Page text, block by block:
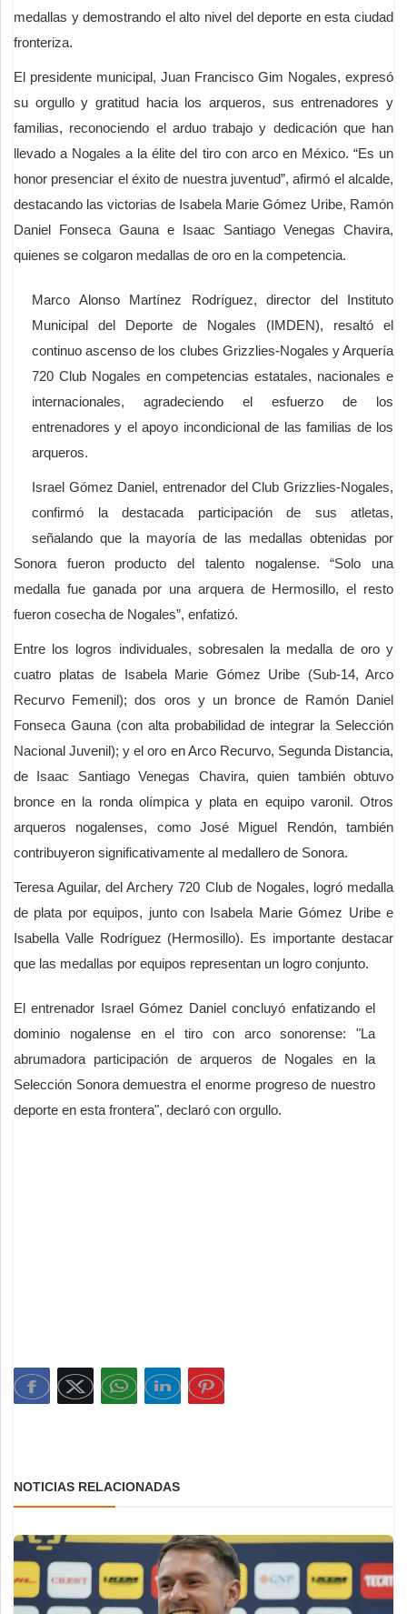
medallas y demostrando el alto nivel del deporte en esta ciudad
fronteriza.
El presidente municipal, Juan Francisco Gim Nogales, expresó
su orgullo y gratitud hacia los arqueros, sus entrenadores y
familias, reconociendo el arduo trabajo y dedicación que han
llevado a Nogales a la élite del tiro con arco en México. “Es un
honor presenciar el éxito de nuestra juventud”, afirmó el alcalde,
destacando las victorias de Isabela Marie Gómez Uribe, Ramón
Daniel Fonseca Gauna e Isaac Santiago Venegas Chavira,
quienes se colgaron medallas de oro en la competencia.
Marco Alonso Martínez Rodríguez, director del Instituto
Municipal del Deporte de Nogales (IMDEN), resaltó el
continuo ascenso de los clubes Grizzlies-Nogales y Arquería
720 Club Nogales en competencias estatales, nacionales e
internacionales, agradeciendo el esfuerzo de los
entrenadores y el apoyo incondicional de las familias de los
arqueros.
Israel Gómez Daniel, entrenador del Club Grizzlies-Nogales,
confirmó la destacada participación de sus atletas,
señalando que la mayoría de las medallas obtenidas por
Sonora fueron producto del talento nogalense. “Solo una
medalla fue ganada por una arquera de Hermosillo, el resto
fueron cosecha de Nogales”, enfatizó.
Entre los logros individuales, sobresalen la medalla de oro y
cuatro platas de Isabela Marie Gómez Uribe (Sub-14, Arco
Recurvo Femenil); dos oros y un bronce de Ramón Daniel
Fonseca Gauna (con alta probabilidad de integrar la Selección
Nacional Juvenil); y el oro en Arco Recurvo, Segunda Distancia,
de Isaac Santiago Venegas Chavira, quien también obtuvo
bronce en la ronda olímpica y plata en equipo varonil. Otros
arqueros nogalenses, como José Miguel Rendón, también
contribuyeron significativamente al medallero de Sonora.
Teresa Aguilar, del Archery 720 Club de Nogales, logró medalla
de plata por equipos, junto con Isabela Marie Gómez Uribe e
Isabella Valle Rodríguez (Hermosillo). Es importante destacar
que las medallas por equipos representan un logro conjunto.
El entrenador Israel Gómez Daniel concluyó enfatizando el
dominio nogalense en el tiro con arco sonorense: "La
abrumadora participación de arqueros de Nogales en la
Selección Sonora demuestra el enorme progreso de nuestro
deporte en esta frontera", declaró con orgullo.
NOTICIAS RELACIONADAS